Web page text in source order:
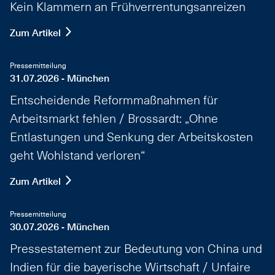
Kein Klammern an Frühverrentungsanreizen
Zum Artikel
Pressemitteilung
31.07.2026 - München
Entscheidende Reformmaßnahmen für
Arbeitsmarkt fehlen / Brossardt: „Ohne
Entlastungen und Senkung der Arbeitskosten
geht Wohlstand verloren“
Zum Artikel
Pressemitteilung
30.07.2026 - München
Pressestatement zur Bedeutung von China und
Indien für die bayerische Wirtschaft / Unfaire